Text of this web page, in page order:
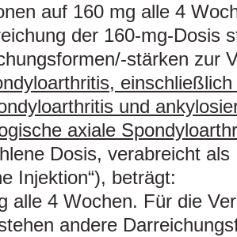
auf 160 mg alle 4
der 160-mg-Dosis
stärken zur
und
axiale
Dosis, verabreicht
Injektion“), beträgt:
alle 4 Wochen. Für die
andere